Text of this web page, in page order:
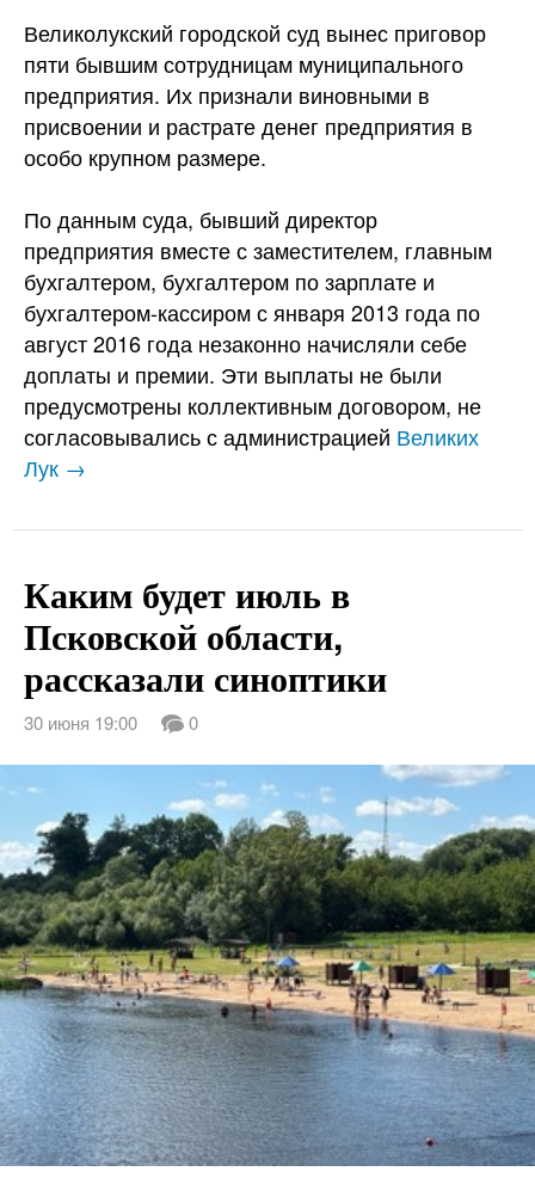
Великолукский городской суд вынес приговор
пяти бывшим сотрудницам муниципального
предприятия. Их признали виновными в
присвоении и растрате денег предприятия в
особо крупном размере.
По данным суда, бывший директор
предприятия вместе с заместителем, главным
бухгалтером, бухгалтером по зарплате и
бухгалтером-кассиром с января 2013 года по
август 2016 года незаконно начисляли себе
доплаты и премии. Эти выплаты не были
предусмотрены коллективным договором, не
согласовывались с администрацией Великих
Лук →
Каким будет июль в
Псковской области,
рассказали синоптики
30 июня 19:00 0